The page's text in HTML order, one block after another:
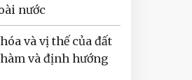
nước
và vị thế của đất
và định hướng